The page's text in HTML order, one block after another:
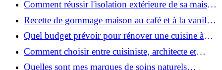
Comment réussir l'isolation extérieure de sa maison
pour une rénovation performante et durable ?
Recette de gommage maison au café et à la vanille
pour une peau douce
Quel budget prévoir pour rénover une cuisine à
Voiron en 2026 : coûts et aides locales ?
Comment choisir entre cuisiniste, architecte et
contractant général à Voiron ?
Quelles sont mes marques de soins naturels